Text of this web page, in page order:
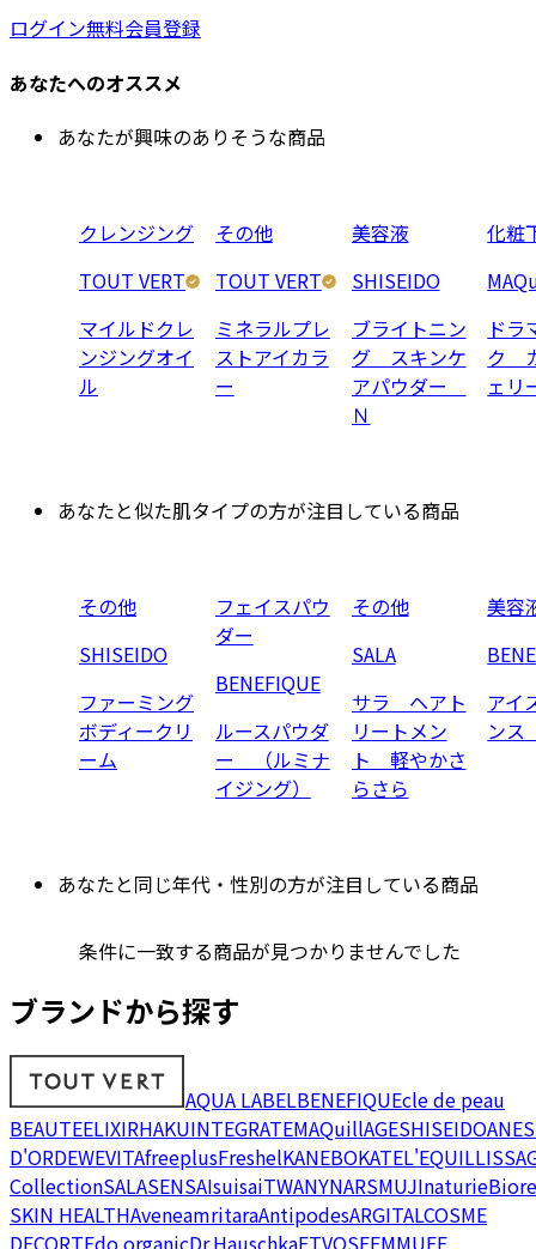
ログイン無料会員登録
あなたへのオススメ
あなたが興味のありそうな商品
クレンジング
TOUT VERT
マイルドクレ
ンジングオイ
ル
その他
TOUT VERT
ミネラルプレ
ストアイカラ
ー
美容液
SHISEIDO
ブライトニン
グ スキンケ
アパウダー
Ｎ
化粧
ドラ
ク
ェ
あなたと似た肌タイプの方が注目している商品
その他
SHISEIDO
ファーミング
ボディークリ
ーム
フェイスパウ
ダー
BENEFIQUE
ルースパウダ
ー （ルミナ
イジング）
その他
SALA
サラ ヘアト
リートメン
ト 軽やかさ
らさら
美容
アイ
ン
あなたと同じ年代・性別の方が注目している商品
条件に一致する商品が見つかりませんでした
ブランドから探す
AQUA LABELBENEFIQUEcle de peau
BEAUTEELIXIRHAKUINTEGRATEMAQuillAGESHISEIDO
D'ORDEWEVITAfreeplusFreshelKANEBOKATEL'EQUIL
CollectionSALASENSAIsuisaiTWANYNARSMUJInaturieBiore
SKIN HEALTHAveneamritaraAntipodesARGITALCOSME
DECORTEdo organicDr.HauschkaETVOSFEMMUEF